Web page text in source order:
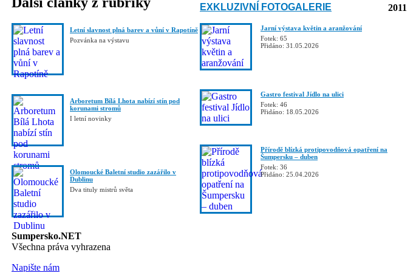
Letní slavnost plná barev a vůní v Rapotíně
Pozvánka na výstavu
Arboretum Bílá Lhota nabízí stín pod
korunami stromů
I letní novinky
Olomoucké Baletní studio zazářilo v
Dublinu
Dva tituly mistrů světa
EXKLUZIVNÍ FOTOGALERIE
Jarní výstava květin a aranžování
Fotek: 65
Přidáno: 31.05.2026
Gastro festival Jídlo na ulici
Fotek: 46
Přidáno: 18.05.2026
Přírodě blízká protipovodňová opatření na
Šumpersku – duben
Fotek: 36
Přidáno: 25.04.2026
2011
Sumpersko.NET
Všechna práva vyhrazena
Napište nám